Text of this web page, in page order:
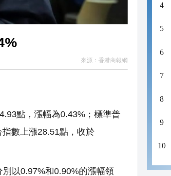
來源： 香港商報網
點，漲幅為0.43%；標準普
數上漲28.51點，收於
以0.97%和0.90%的漲幅領